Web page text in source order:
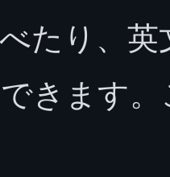
たり、
きます